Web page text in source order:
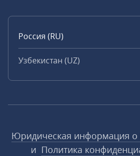
Россия (RU)
Узбекистан (UZ)
Юридическая информация о
и Политика